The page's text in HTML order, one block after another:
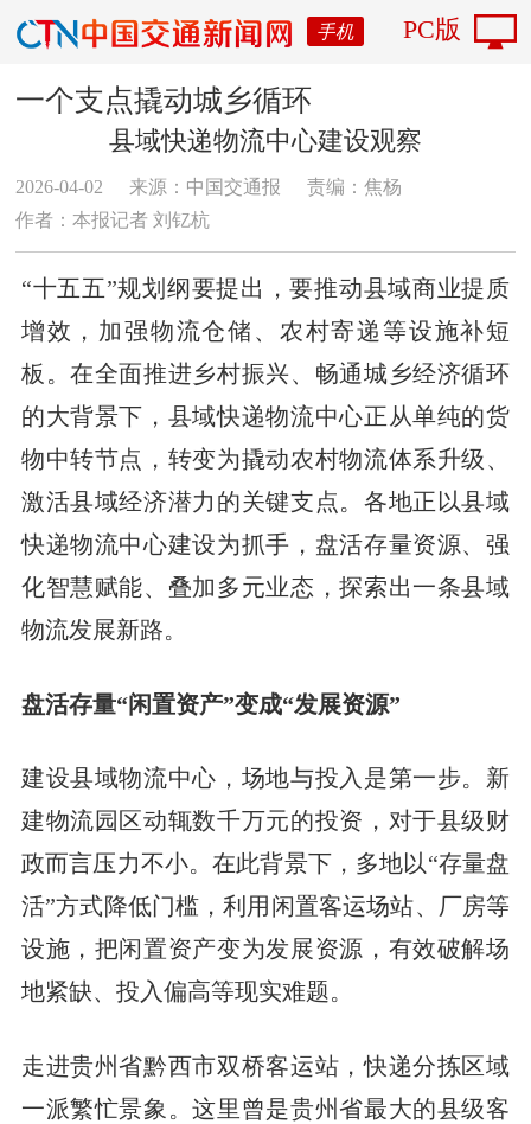
手机 PC版
一个支点撬动城乡循环
县域快递物流中心建设观察
2026-04-02 来源：中国交通报
责编：焦杨
作者：本报记者 刘钇杭
“十五五”规划纲要提出，要推动县域商业提质
增效，加强物流仓储、农村寄递等设施补短
板。在全面推进乡村振兴、畅通城乡经济循环
的大背景下，县域快递物流中心正从单纯的货
物中转节点，转变为撬动农村物流体系升级、
激活县域经济潜力的关键支点。各地正以县域
快递物流中心建设为抓手，盘活存量资源、强
化智慧赋能、叠加多元业态，探索出一条县域
物流发展新路。
盘活存量“闲置资产”变成“发展资源”
建设县域物流中心，场地与投入是第一步。新
建物流园区动辄数千万元的投资，对于县级财
政而言压力不小。在此背景下，多地以“存量盘
活”方式降低门槛，利用闲置客运场站、厂房等
设施，把闲置资产变为发展资源，有效破解场
地紧缺、投入偏高等现实难题。
走进贵州省黔西市双桥客运站，快递分拣区域
一派繁忙景象。这里曾是贵州省最大的县级客